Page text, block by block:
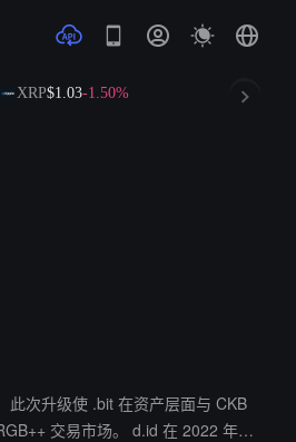
XRP$1.03 -1.50% SOL
此次升级使 .bit 在资产层面与 CKB
d.id 在 2022 年完